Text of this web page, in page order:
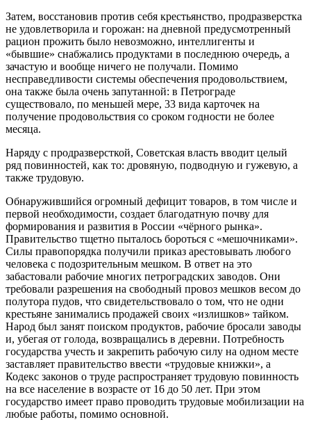
Затем, восстановив против себя крестьянство, продразверстка
не удовлетворила и горожан: на дневной предусмотренный
рацион прожить было невозможно, интеллигенты и
«бывшие» снабжались продуктами в последнюю очередь, а
зачастую и вообще ничего не получали. Помимо
несправедливости системы обеспечения продовольствием,
она также была очень запутанной: в Петрограде
существовало, по меньшей мере, 33 вида карточек на
получение продовольствия со сроком годности не более
месяца.
Наряду с продразверсткой, Советская власть вводит целый
ряд повинностей, как то: дровяную, подводную и гужевую, а
также трудовую.
Обнаружившийся огромный дефицит товаров, в том числе и
первой необходимости, создает благодатную почву для
формирования и развития в России «чёрного рынка».
Правительство тщетно пыталось бороться с «мешочниками».
Силы правопорядка получили приказ арестовывать любого
человека с подозрительным мешком. В ответ на это
забастовали рабочие многих петроградских заводов. Они
требовали разрешения на свободный провоз мешков весом до
полутора пудов, что свидетельствовало о том, что не одни
крестьяне занимались продажей своих «излишков» тайком.
Народ был занят поиском продуктов, рабочие бросали заводы
и, убегая от голода, возвращались в деревни. Потребность
государства учесть и закрепить рабочую силу на одном месте
заставляет правительство ввести «трудовые книжки», а
Кодекс законов о труде распространяет трудовую повинность
на все население в возрасте от 16 до 50 лет. При этом
государство имеет право проводить трудовые мобилизации на
любые работы, помимо основной.